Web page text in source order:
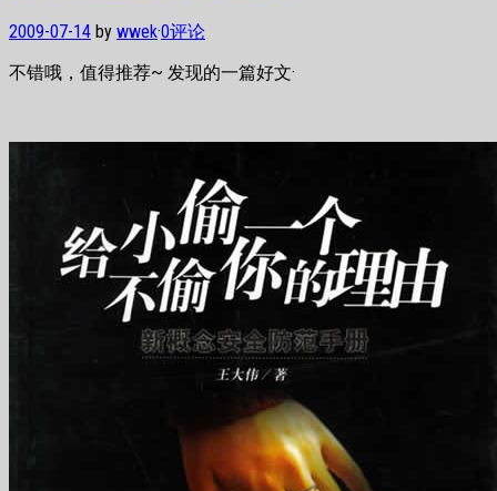
2009-07-14 by wwek·0评论
不错哦，值得推荐~ 发现的一篇好文·